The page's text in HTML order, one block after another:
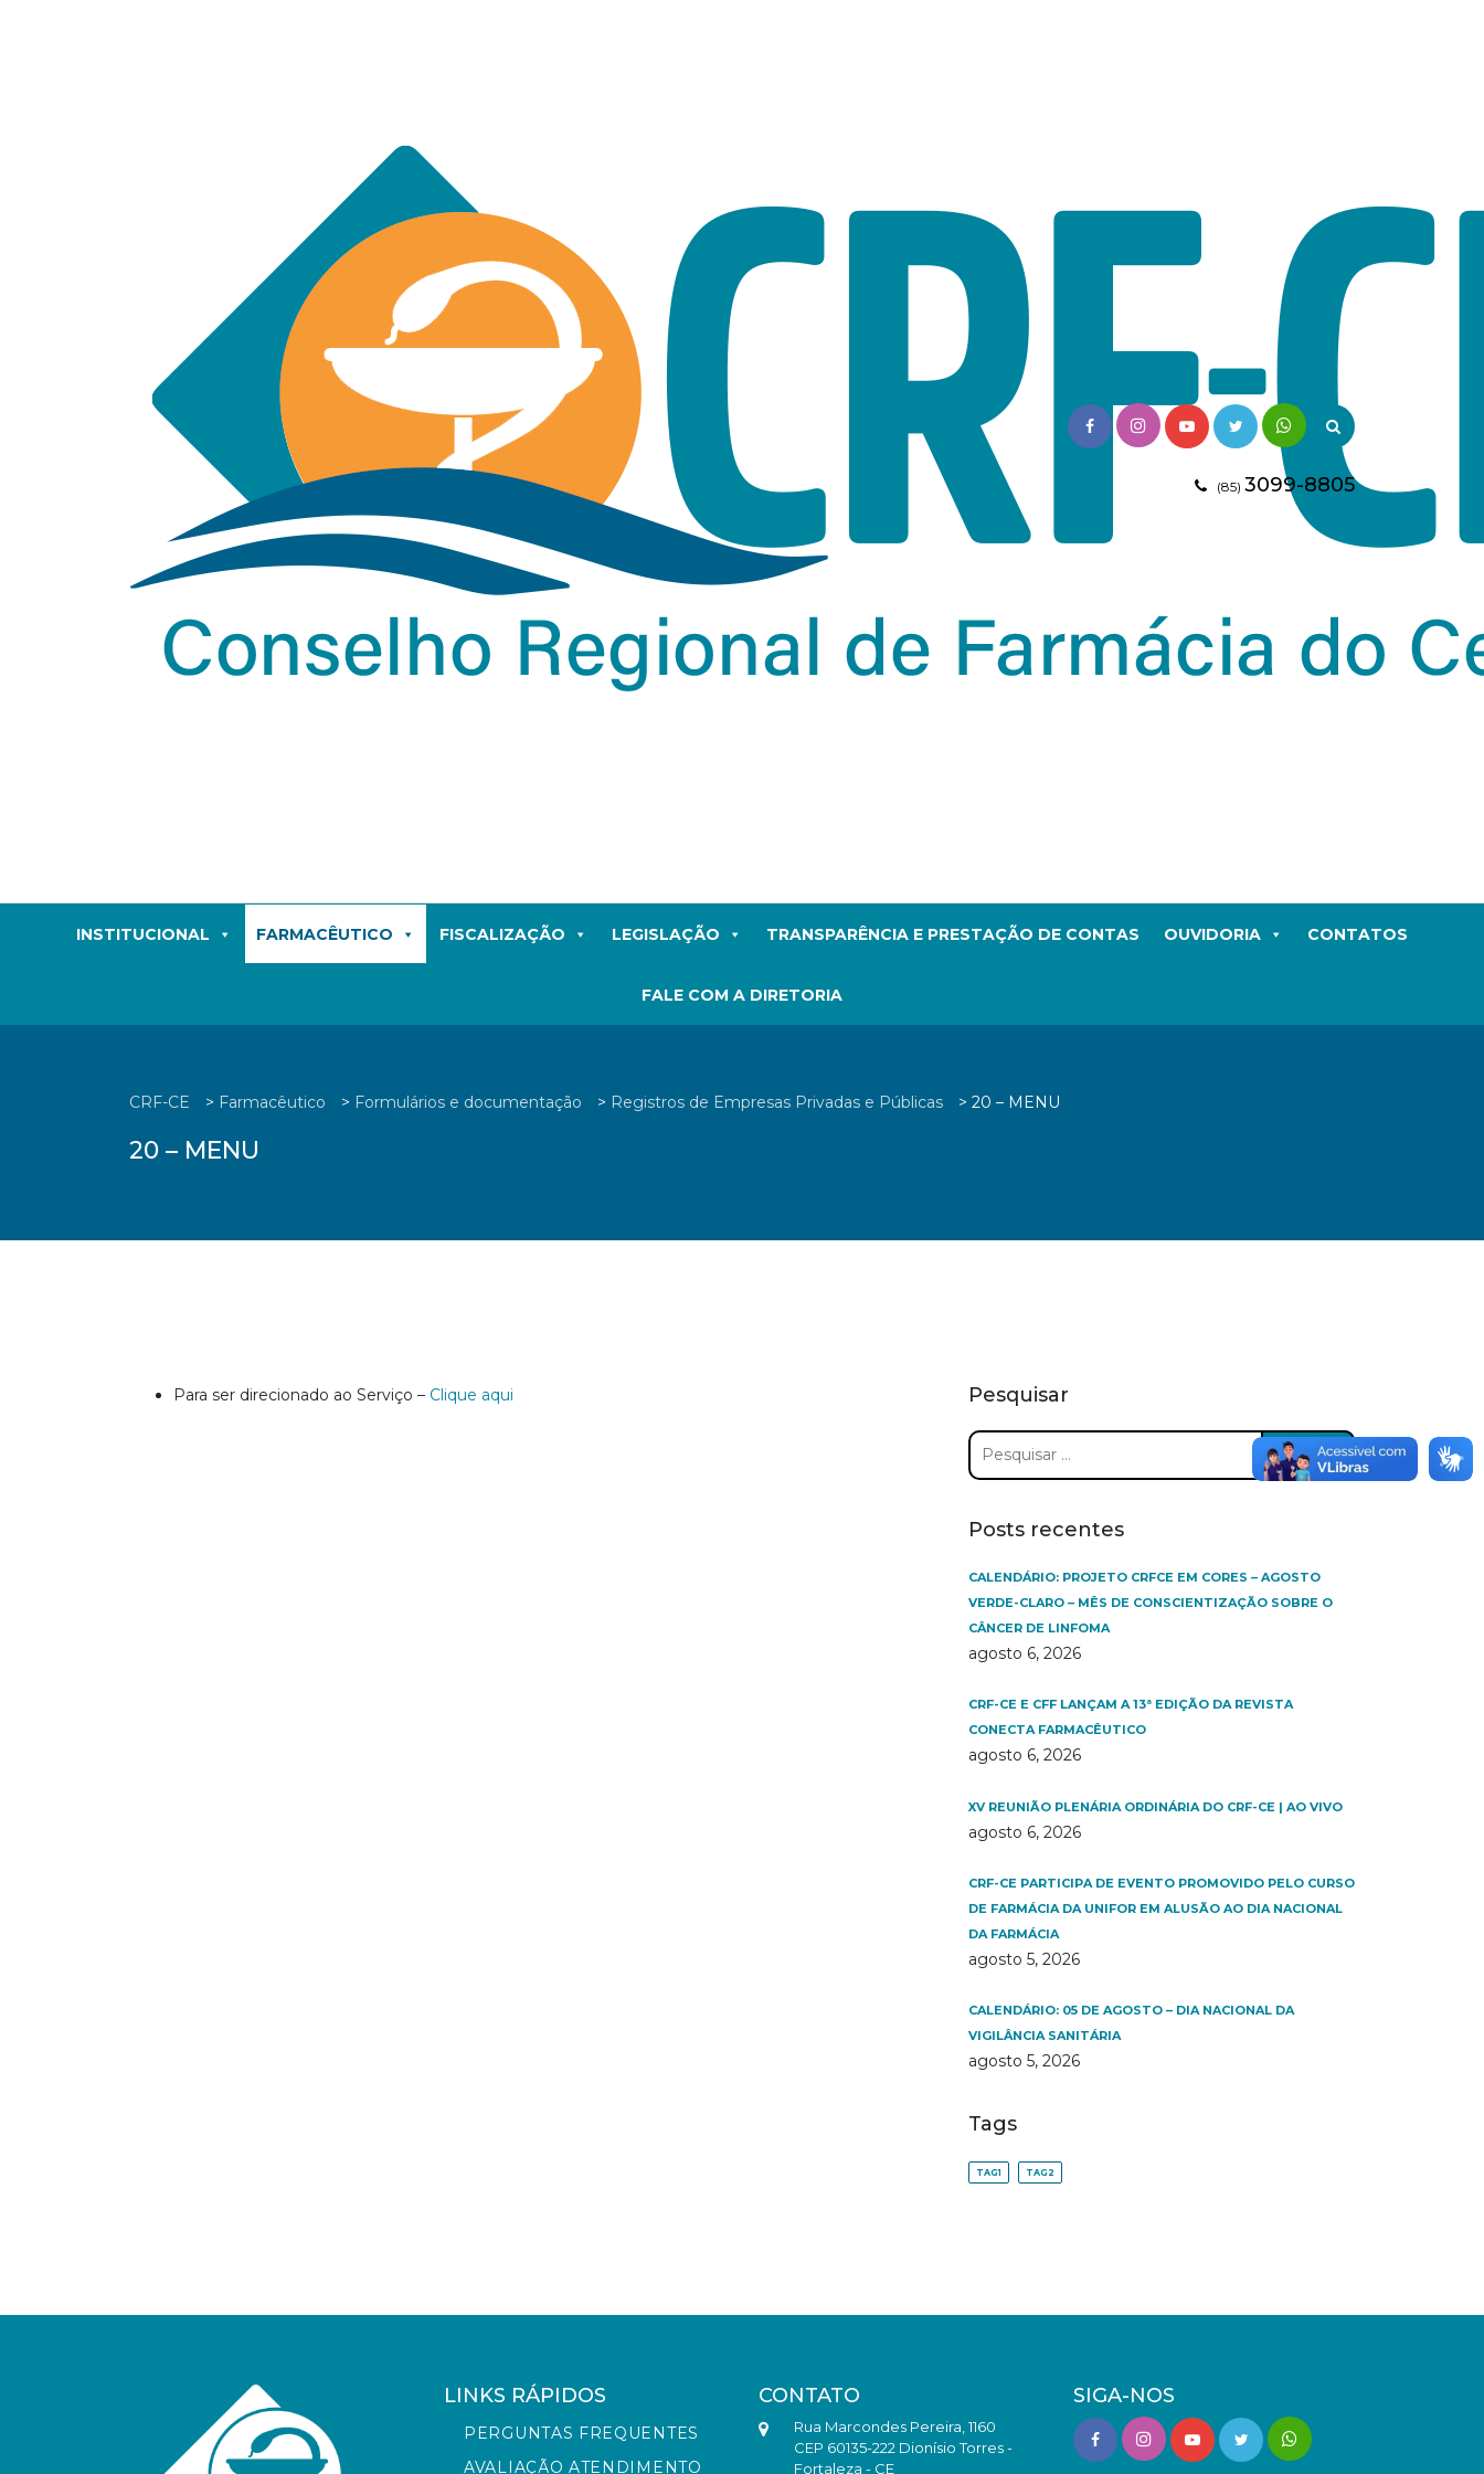
(85) 3099-8805
INSTITUCIONAL FARMACÊUTICO FISCALIZAÇÃO LEGISLAÇÃO TRANSPARÊNCIA E PRESTAÇÃO DE CONTAS OUVIDORIA CONTATOS
FALE COM A DIRETORIA
CRF-CE > Farmacêutico > Formulários e documentação > Registros de Empresas Privadas e Públicas > 20 – MENU
20 – MENU
Para ser direcionado ao Serviço – Clique aqui Pesquisar
Pesquisar
por:
Posts recentes
CALENDÁRIO: PROJETO CRFCE EM CORES – AGOSTO
VERDE-CLARO – MÊS DE CONSCIENTIZAÇÃO SOBRE O
CÂNCER DE LINFOMA
agosto 6, 2026
CRF-CE E CFF LANÇAM A 13ª EDIÇÃO DA REVISTA
CONECTA FARMACÊUTICO
agosto 6, 2026
XV REUNIÃO PLENÁRIA ORDINÁRIA DO CRF-CE | AO VIVO
agosto 6, 2026
CRF-CE PARTICIPA DE EVENTO PROMOVIDO PELO CURSO
DE FARMÁCIA DA UNIFOR EM ALUSÃO AO DIA NACIONAL
DA FARMÁCIA
agosto 5, 2026
CALENDÁRIO: 05 DE AGOSTO – DIA NACIONAL DA
VIGILÂNCIA SANITÁRIA
agosto 5, 2026
Tags
TAG1 TAG2
LINKS RÁPIDOS
PERGUNTAS FREQUENTES
AVALIAÇÃO ATENDIMENTO
CONTATO
Rua Marcondes Pereira, 1160
CEP 60135-222 Dionísio Torres -
Fortaleza - CE
SIGA-NOS